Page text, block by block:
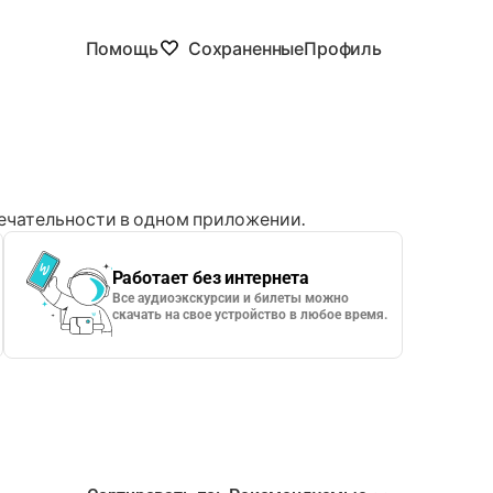
Помощь СохраненныеПрофиль
в одном приложении.
Работает без интернета
Все аудиоэкскурсии и билеты можно
скачать на свое устройство в любое время.